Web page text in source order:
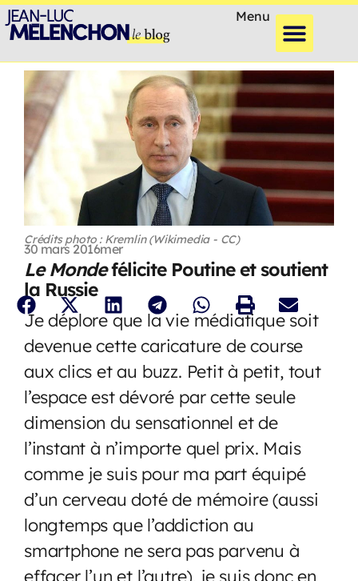
Menu
Crédits photo : Kremlin (Wikimedia - CC)
30 mars 2016mer
Le Mondefélicite Poutine et soutient
la Russie
Je déplore que la vie médiatique soit
devenue cette caricature de course
aux clics et au buzz. Petit à petit, tout
l’espace est dévoré par cette seule
dimension du sensationnel et de
l’instant à n’importe quel prix. Mais
comme je suis pour ma part équipé
d’un cerveau doté de mémoire (aussi
longtemps que l’addiction au
smartphone ne sera pas parvenu à
effacer l’un et l’autre), je suis donc en